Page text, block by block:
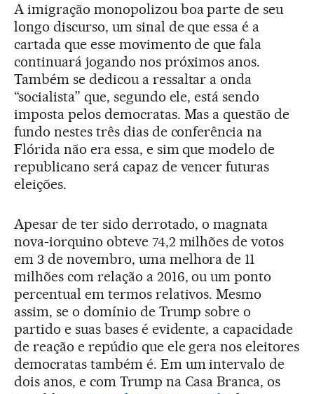
A imigração monopolizou boa parte de seu
longo discurso, um sinal de que essa é a
cartada que esse movimento de que fala
continuará jogando nos próximos anos.
Também se dedicou a ressaltar a onda
“socialista” que, segundo ele, está sendo
imposta pelos democratas. Mas a questão de
fundo nestes três dias de conferência na
Flórida não era essa, e sim que modelo de
republicano será capaz de vencer futuras
eleições.
Apesar de ter sido derrotado, o magnata
nova-iorquino obteve 74,2 milhões de votos
em 3 de novembro, uma melhora de 11
milhões com relação a 2016, ou um ponto
percentual em termos relativos. Mesmo
assim, se o domínio de Trump sobre o
partido e suas bases é evidente, a capacidade
de reação e repúdio que ele gera nos eleitores
democratas também é. Em um intervalo de
dois anos, e com Trump na Casa Branca, os